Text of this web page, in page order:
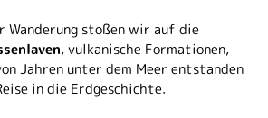
stoßen wir auf die
, vulkanische Formationen,
Jahren unter dem Meer entstanden
in die Erdgeschichte.